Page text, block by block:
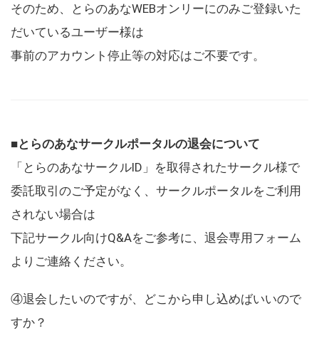
そのため、とらのあなWEBオンリーにのみご登録いた
だいているユーザー様は
事前のアカウント停止等の対応はご不要です。
■とらのあなサークルポータルの退会について
「とらのあなサークルID」を取得されたサークル様で
委託取引のご予定がなく、サークルポータルをご利用
されない場合は
下記サークル向けQ&Aをご参考に、退会専用フォーム
よりご連絡ください。
④退会したいのですが、どこから申し込めばいいので
すか？